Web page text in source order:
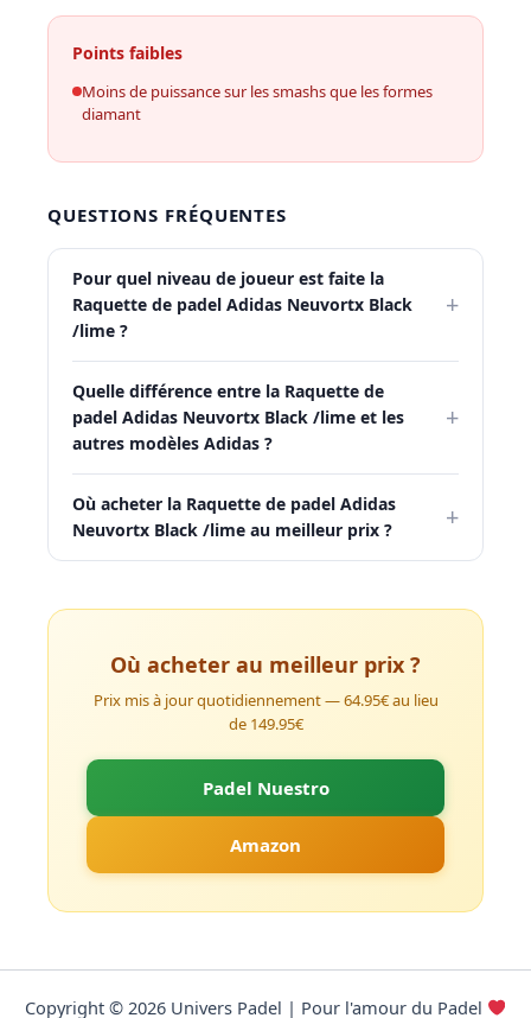
Points faibles
Moins de puissance sur les smashs que les formes
diamant
QUESTIONS FRÉQUENTES
Pour quel niveau de joueur est faite la
Raquette de padel Adidas Neuvortx Black
/lime ?
+
Quelle différence entre la Raquette de
padel Adidas Neuvortx Black /lime et les
autres modèles Adidas ?
+
Où acheter la Raquette de padel Adidas
Neuvortx Black /lime au meilleur prix ?
+
Où acheter au meilleur prix ?
Prix mis à jour quotidiennement — 64.95€ au lieu
de 149.95€
Padel Nuestro
Amazon
Copyright © 2026 Univers Padel | Pour l'amour du Padel